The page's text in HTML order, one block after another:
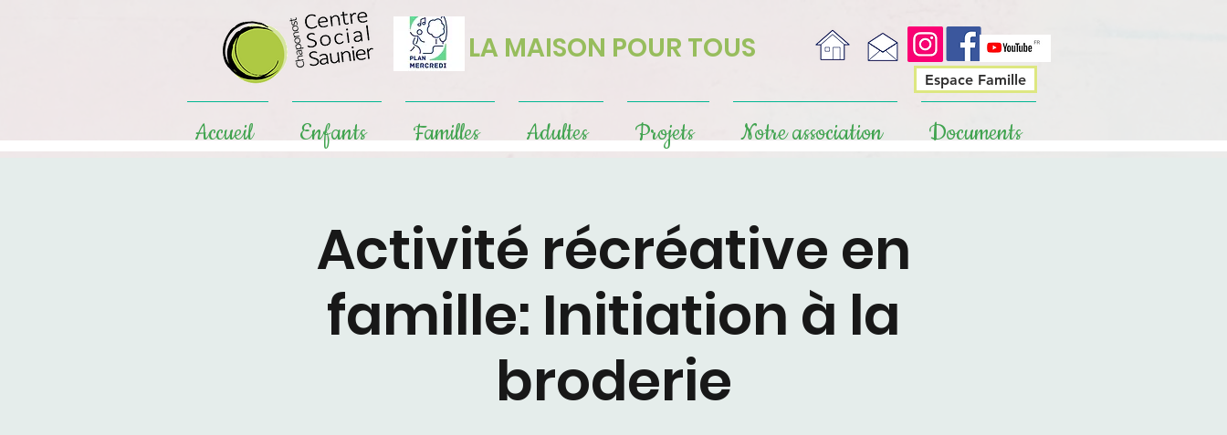
LA MAISON POUR TOUS
Espace Famille
Accueil Enfants Familles Adultes Projets Notre association Documents
Activité récréative en
famille: Initiation à la
broderie